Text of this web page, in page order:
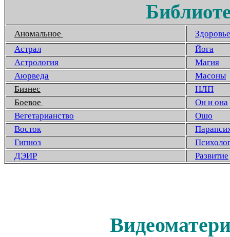
Аномальное
Здоровье
Астрал
Йога
Астрология
Магия
Аюрведа
Масоны
Бизнес
НЛП
Боевое
Он и она
Вегетарианство
Ошо
Восток
Гипноз
ДЭИР
Развитие